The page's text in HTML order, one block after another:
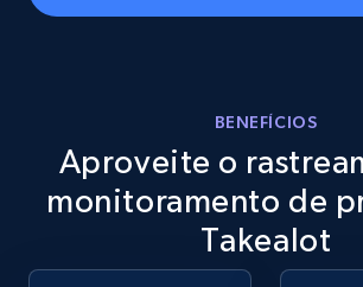
URL, Product id, Title, Seller name,
Seller reviews, Breadcrumbs, Root
more.
2.5K+ 359+
BENEFÍCIOS
Aproveite o
monitoramento de
Takealot